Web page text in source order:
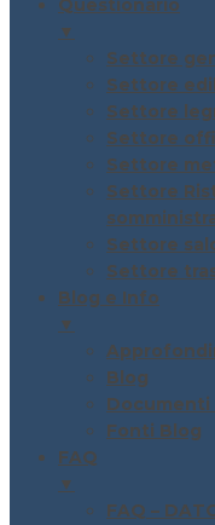
Questionario
▼
Settore
Settore
Settore
Settore
Settore
Settore
Settore
Settore
Blog e Info
▼
Blog
Documenti
Fonti Blog
FAQ
▼
FAQ –